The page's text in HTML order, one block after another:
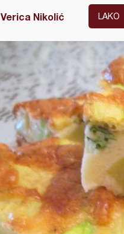
Verica Nikolić LAKO